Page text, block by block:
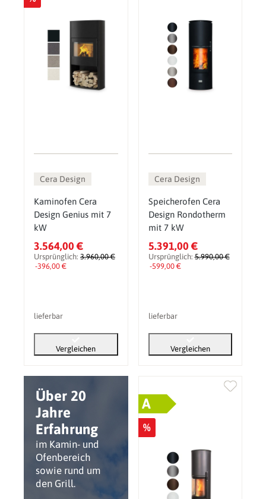
Über 20
Jahre
Erfahrung
im Kamin- und
Ofenbereich
sowie rund um
den Grill.
Cera Design
Kaminofen Cera
Design Genius mit 7
kW
3.564,00 €
Ursprünglich: 3.960,00 €
-396,00 €
lieferbar
Vergleichen
Cera Design
Speicherofen Cera
Design Rondotherm
mit 7 kW
5.391,00 €
Ursprünglich:5.990,00 €
-599,00 €
lieferbar
Vergleichen
A
%